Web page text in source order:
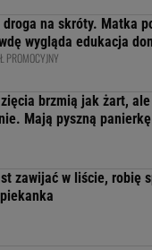
droga na skróty. Matka
wygląda edukacja
PROMOCYJNY
brzmią jak żart,
Mają pyszną panierkę
zawijać w liście, robię